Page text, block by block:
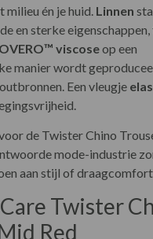
manier wordt
Een vleugje
de Twister Chino
mode-industrie
aan stijl of draagcomfort.
Twister
Red
en pasvorm van je Twister
was je de broek op een